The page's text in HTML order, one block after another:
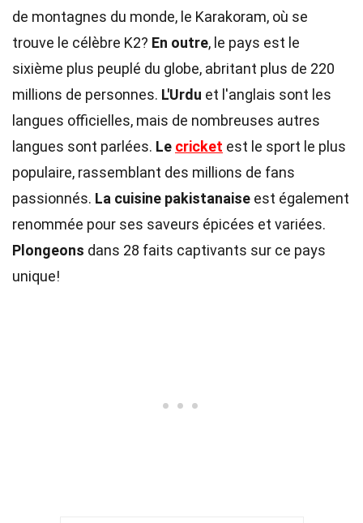
de montagnes du monde, le Karakoram, où se
trouve le célèbre K2? En outre, le pays est le
sixième plus peuplé du globe, abritant plus de 220
millions de personnes. L'Urdu et l'anglais sont les
langues officielles, mais de nombreuses autres
langues sont parlées. Le cricket est le sport le plus
populaire, rassemblant des millions de fans
passionnés. La cuisine pakistanaise est également
renommée pour ses saveurs épicées et variées.
Plongeons dans 28 faits captivants sur ce pays
unique!